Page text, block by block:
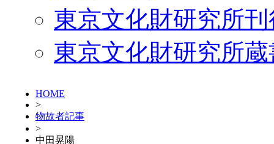
東京文化財研究所
東京文化財研究所
HOME
>
物故者記事
>
中田晃陽